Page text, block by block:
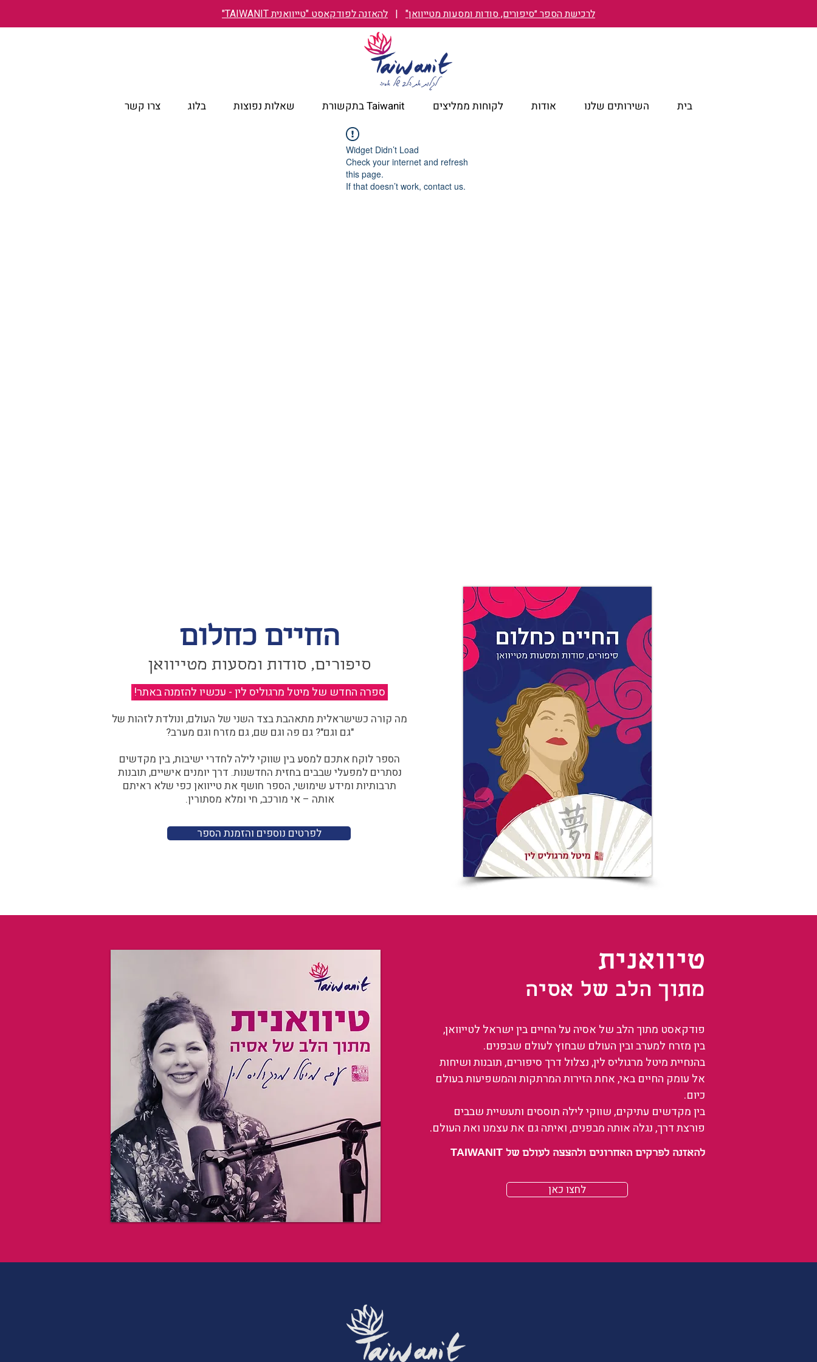
לרכישת הספר ״סיפורים, סודות ומסעות מטייוואן" | להאזנה לפודקאסט "טייוואנית TAIWANIT"
בית השירותים שלנו אודות לקוחות ממליצים Taiwanit בתקשורת שאלות נפוצות בלוג צרו קשר
Widget Didn’t Load
Check your internet and refresh
this page.
If that doesn’t work, contact us.
החיים כחלום
סיפורים, סודות ומסעות מטייוואן
ספרה החדש של מיטל מרגוליס לין - עכשיו להזמנה באתר!
מה קורה כשישראלית מתאהבת בצד השני של העולם, ונולדת לזהות של
"גם וגם"? גם פה וגם שם, גם מזרח וגם מערב?​​
הספר לוקח אתכם למסע בין שווקי לילה לחדרי ישיבות, בין מקדשים
נסתרים למפעלי שבבים בחזית החדשנות. דרך יומנים אישיים, תובנות
תרבותיות ומידע שימושי, הספר חושף את טייוואן כפי שלא ראיתם
אותה – אי מורכב, חי ומלא מסתורין.
לפרטים נוספים והזמנת הספר
טיוואנית
מתוך הלב של אסיה
פודקאסט מתוך הלב של אסיה על החיים בין ישראל לטייוואן,
בין מזרח למערב ובין העולם שבחוץ לעולם שבפנים.
בהנחיית מיטל מרגוליס לין, נצלול דרך סיפורים, תובנות ושיחות
אל עומק החיים באי, אחת הזירות המרתקות והמשפיעות בעולם
כיום.
בין מקדשים עתיקים, שווקי לילה תוססים ותעשיית שבבים
פורצת דרך, נגלה אותה מבפנים, ואיתה גם את עצמנו ואת העולם.
להאזנה לפרקים האחרונים ולהצצה לעולם של TAIWANIT
לחצו כאן